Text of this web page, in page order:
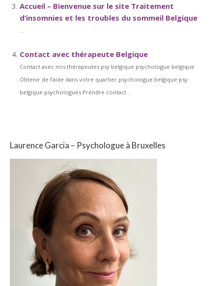
Accueil – Bienvenue sur le site Traitement
d’insomnies et les troubles du sommeil Belgique
Contact avec thérapeute Belgique
Contact avec nos thérapeutes psy belgique psychologue belgique
Obtenir de l’aide dans votre quartier psychologue belgique psy
belgique psychologues Prendre contact...
Laurence Garcia – Psychologue à Bruxelles